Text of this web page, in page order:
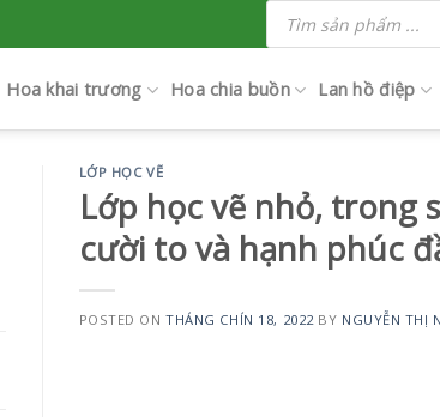
Tìm
kiếm
phẩm
Hoa khai trương Hoa chia buồn Lan hồ điệp
LỚP HỌC VẼ
Lớp học vẽ nhỏ, trong
cười to và hạnh phúc
POSTED ONTHÁNG CHÍN 18, 2022 BY NGUYỄN THỊ